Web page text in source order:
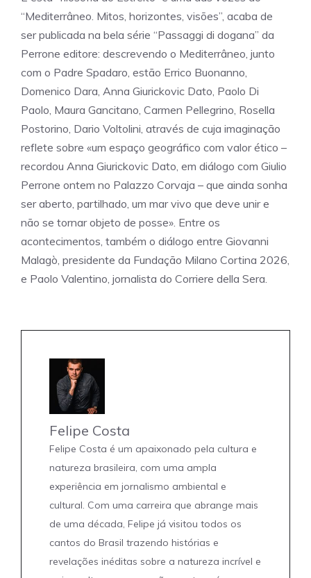
“Mediterrâneo. Mitos, horizontes, visões”, acaba de
ser publicada na bela série “Passaggi di dogana” da
Perrone editore: descrevendo o Mediterrâneo, junto
com o Padre Spadaro, estão Errico Buonanno,
Domenico Dara, Anna Giurickovic Dato, Paolo Di
Paolo, Maura Gancitano, Carmen Pellegrino, Rosella
Postorino, Dario Voltolini, através de cuja imaginação
reflete sobre «um espaço geográfico com valor ético –
recordou Anna Giurickovic Dato, em diálogo com Giulio
Perrone ontem no Palazzo Corvaja – que ainda sonha
ser aberto, partilhado, um mar vivo que deve unir e
não se tornar objeto de posse». Entre os
acontecimentos, também o diálogo entre Giovanni
Malagò, presidente da Fundação Milano Cortina 2026,
e Paolo Valentino, jornalista do Corriere della Sera.
Felipe Costa
Felipe Costa é um apaixonado pela cultura e
natureza brasileira, com uma ampla
experiência em jornalismo ambiental e
cultural. Com uma carreira que abrange mais
de uma década, Felipe já visitou todos os
cantos do Brasil trazendo histórias e
revelações inéditas sobre a natureza incrível e